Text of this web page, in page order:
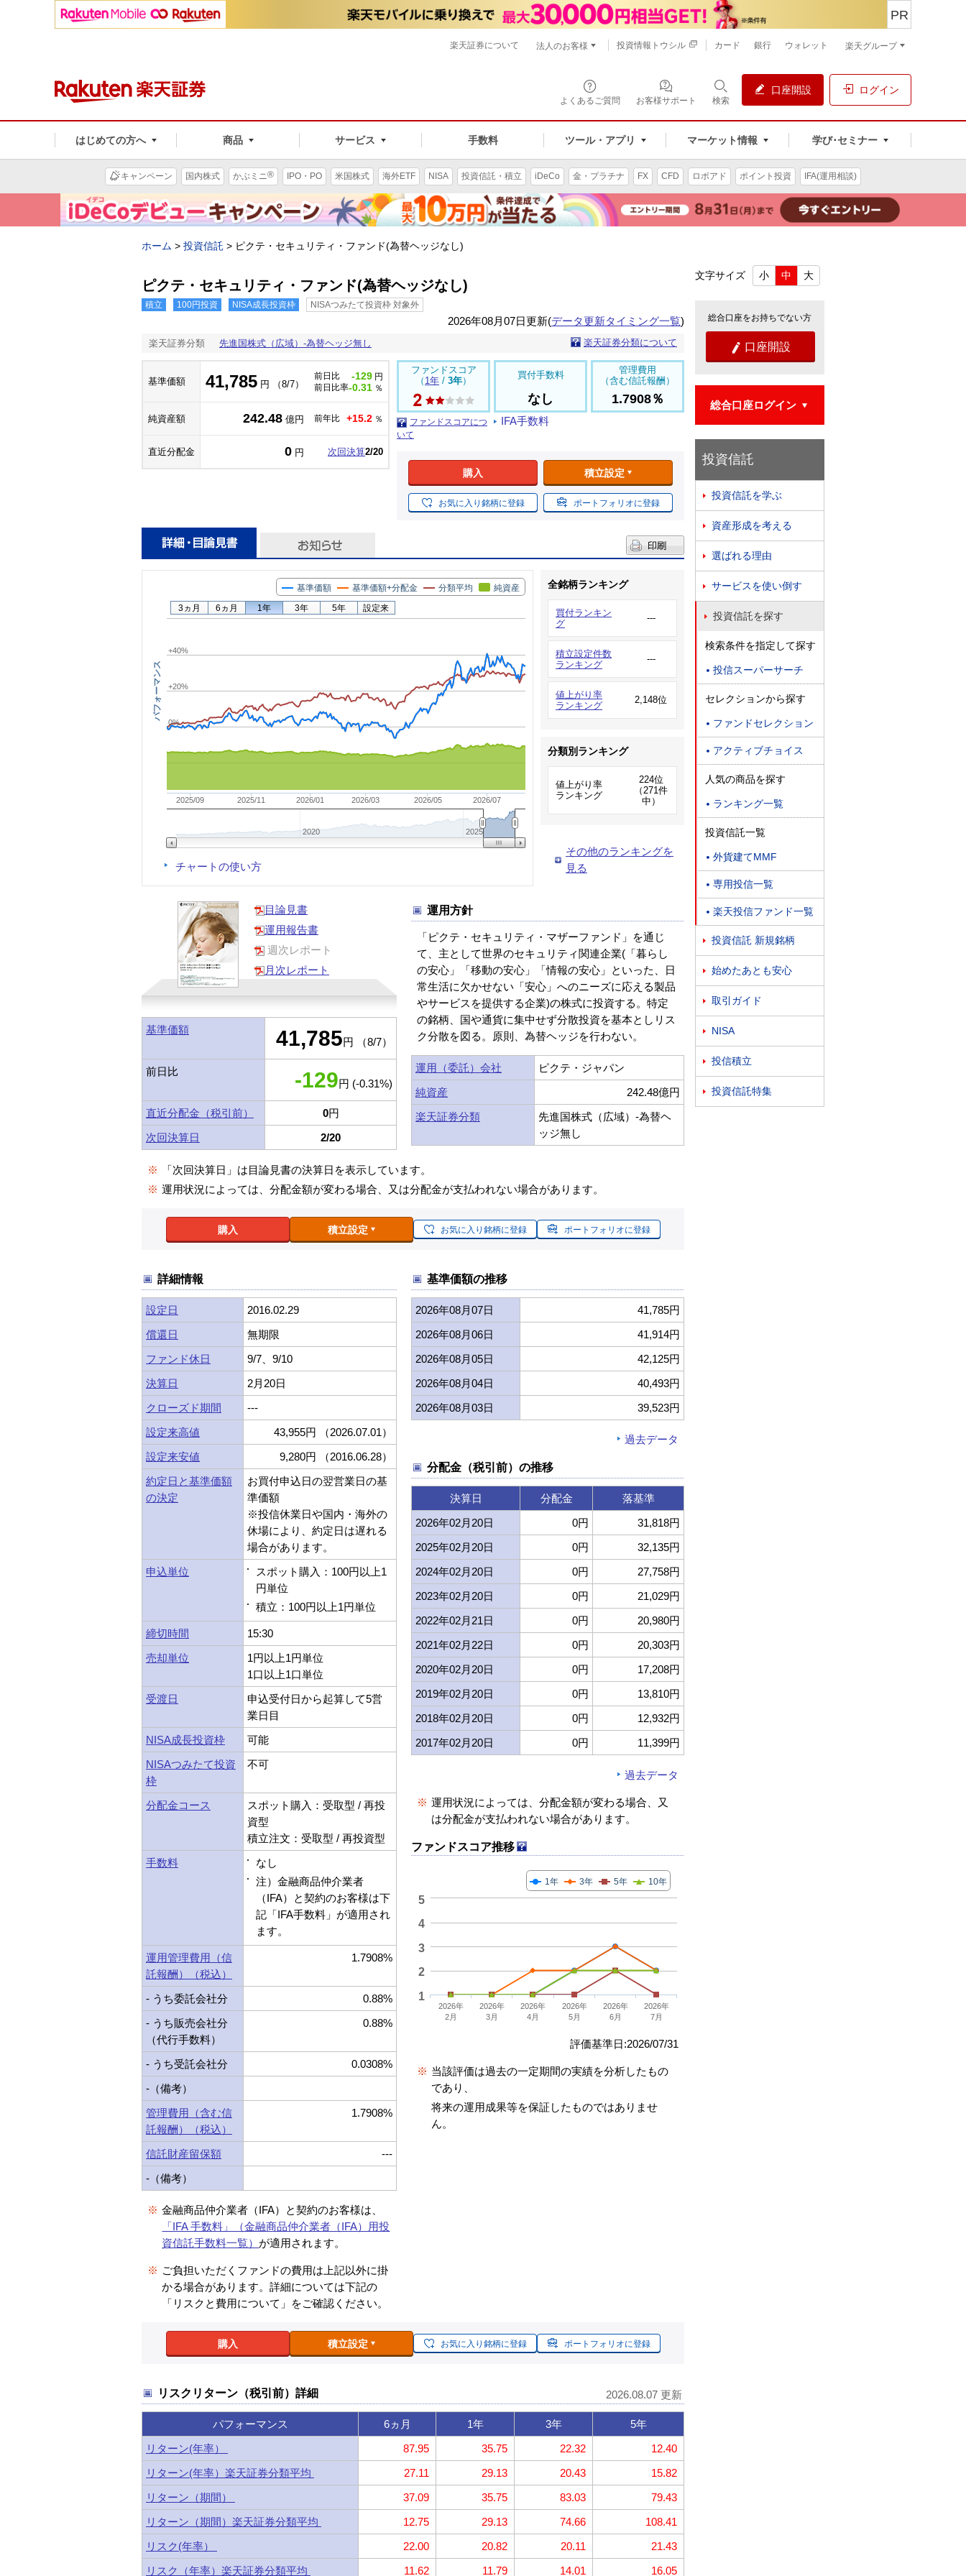
よくあるご質問 お客様サポート 検索
口座開設 ログイン
はじめての方へ 商品 サービス 手数料 ツール・アプリ マーケット情報 学び･セミナー
PR
楽天証券について 法人のお客様 投資情報トウシル カード 銀行 ウォレット 楽天グループ
キャンペーン 国内株式 かぶミニ® IPO・PO 米国株式 海外ETF NISA 投資信託・積立 iDeCo 金・プラチナ FX CFD ロボアド ポイント投資 IFA(運用相談)
ホーム > 投資信託 > ピクテ・セキュリティ・ファンド(為替ヘッジなし)
ピクテ・セキュリティ・ファンド(為替ヘッジなし)
積立 100円投資 NISA成長投資枠 NISAつみたて投資枠 対象外
2026年08月07日更新(データ更新タイミング一覧)
楽天証券分類 先進国株式（広域）-為替ヘッジ無し 楽天証券分類について
基準価額 41,785 円 （8/7）
前日比 -129 円
前日比率-0.31 ％
純資産額 242.48 億円 前年比 +15.2 ％
直近分配金 0 円 次回決算2/20
ファンドスコア
（ 1年 / 3年）
ファンドスコアにつ
いて
買付手数料
なし
IFA手数料
管理費用
（含む信託報酬）
1.7908％
購入 積立設定
お気に入り銘柄に登録 ポートフォリオに登録
パフォーマンス
基準価額 基準価額+分配金 分類平均 純資産
2025/09 2025/11 2026/01 2026/03 2026/05 2026/07
2020 2025
0%
+20%
+40%
3ヵ月 6ヵ月 1年 3年 5年 設定来
チャートの使い方
全銘柄ランキング
買付ランキン
グ
---
積立設定件数
ランキング
---
値上がり率
ランキング
2,148位
分類別ランキング
値上がり率
ランキング
224位
（271件
中）
その他のランキングを
見る
目論見書
運用報告書
週次レポート
月次レポート
基準価額 41,785円 （8/7）
前日比 -129円 (-0.31%)
直近分配金（税引前） 0円
次回決算日
2/20
運用方針
「ピクテ・セキュリティ・マザーファンド」を通じ
て、主として世界のセキュリティ関連企業(「暮らし
の安心」「移動の安心」「情報の安心」といった、日
常生活に欠かせない「安心」へのニーズに応える製品
やサービスを提供する企業)の株式に投資する。特定
の銘柄、国や通貨に集中せず分散投資を基本としリス
ク分散を図る。原則、為替ヘッジを行わない。
運用（委託）会社
ピクテ・ジャパン
純資産
242.48億円
楽天証券分類
先進国株式（広域）-為替ヘ
ッジ無し
※
「次回決算日」は目論見書の決算日を表示しています。
※ 運用状況によっては、分配金額が変わる場合、又は分配金が支払われない場合があります。
購入 積立設定 お気に入り銘柄に登録 ポートフォリオに登録
詳細情報
設定日
2016.02.29
償還日
無期限
ファンド休日
9/7、9/10
決算日
2月20日
クローズド期間
---
設定来高値
43,955円 （2026.07.01）
設定来安値
9,280円 （2016.06.28）
約定日と基準価額
の決定
お買付申込日の翌営業日の基
準価額
※投信休業日や国内・海外の
休場により、約定日は遅れる
場合があります。
申込単位
スポット購入：100円以上1
円単位
積立：100円以上1円単位
締切時間
15:30
売却単位
1円以上1円単位
1口以上1口単位
受渡日
申込受付日から起算して5営
業日目
NISA成長投資枠
可能
NISAつみたて投資
枠
不可
分配金コース
スポット購入：受取型 / 再投
資型
積立注文：受取型 / 再投資型
手数料
なし
注）金融商品仲介業者
（IFA）と契約のお客様は下
記「IFA手数料」が適用され
ます。
運用管理費用（信
託報酬）（税込）
1.7908%
- うち委託会社分
0.88%
- うち販売会社分
（代行手数料）
0.88%
- うち受託会社分
0.0308%
-（備考）
管理費用（含む信
託報酬）（税込）
1.7908%
信託財産留保額
---
-（備考）
※ 金融商品仲介業者（IFA）と契約のお客様は、
「IFA 手数料」（金融商品仲介業者（IFA）用投
資信託手数料一覧） が適用されます。
※ ご負担いただくファンドの費用は上記以外に掛
かる場合があります。詳細については下記の
「リスクと費用について」をご確認ください。
基準価額の推移
2026年08月07日
41,785円
2026年08月06日
41,914円
2026年08月05日
42,125円
2026年08月04日
40,493円
2026年08月03日
39,523円
過去データ
分配金（税引前）の推移
決算日 分配金
落基準
2026年02月20日
0円
31,818円
2025年02月20日
0円
32,135円
2024年02月20日
0円
27,758円
2023年02月20日
0円
21,029円
2022年02月21日
0円
20,980円
2021年02月22日
0円
20,303円
2020年02月20日
0円
17,208円
2019年02月20日
0円
13,810円
2018年02月20日
0円
12,932円
2017年02月20日
0円 11,399円
過去データ
※ 運用状況によっては、分配金額が変わる場合、又
は分配金が支払われない場合があります。
ファンドスコア推移
1年 3年 5年 10年
2026年
2月
2026年
3月
2026年
4月
2026年
5月
2026年
6月
2026年
7月
1
2
3
4
5
評価基準日:2026/07/31
※ 当該評価は過去の一定期間の実績を分析したもの
であり、
将来の運用成果等を保証したものではありませ
ん。
購入 積立設定 お気に入り銘柄に登録 ポートフォリオに登録
リスクリターン（税引前）詳細 2026.08.07 更新
パフォーマンス 6ヵ月 1年 3年
5年
リターン(年率）
87.95 35.75 22.32
12.40
リターン(年率）楽天証券分類平均
27.11 29.13 20.43
15.82
リターン（期間）
37.09 35.75 83.03
79.43
リターン（期間）楽天証券分類平均
12.75 29.13 74.66
108.41
リスク(年率）
22.00 20.82 20.11
21.43
リスク（年率）楽天証券分類平均
11.62 11.79 14.01 16.05
文字サイズ 小 中 大
総合口座をお持ちでない方
 口座開設
総合口座ログイン
投資信託
 投資信託を学ぶ
 資産形成を考える
 選ばれる理由
 サービスを使い倒す
 投資信託を探す
検索条件を指定して探す
 投信スーパーサーチ
セレクションから探す
 ファンドセレクション
 アクティブチョイス
人気の商品を探す
 ランキング一覧
投資信託一覧
 外貨建てMMF
 専用投信一覧
 楽天投信ファンド一覧
 投資信託 新規銘柄
 始めたあとも安心
 取引ガイド
 NISA
 投信積立
 投資信託特集